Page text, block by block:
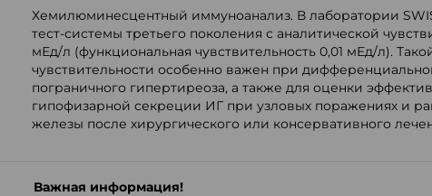
Хемилюминесцентный иммуноанализ. В лаборатории
тест-системы третьего поколения с аналитической
мЕд/л (функциональная чувствительность 0,01 мЕд/л).
чувствительности особенно важен при
пограничного гипертиреоза, а также для оценки
гипофизарной секреции ИГ при узловых поражениях и
железы после хирургического или консервативного
Важная информация!